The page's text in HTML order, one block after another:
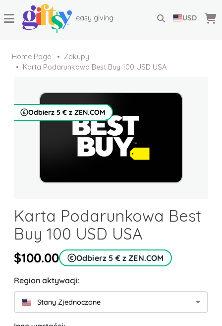
easy giving USD
Home Page
Zakupy
Karta Podarunkowa Best Buy 100 USD USA
Odbierz 5 € z ZEN.COM
Karta Podarunkowa Best
Buy 100 USD USA
$100.00 Odbierz 5 € z ZEN.COM
Region aktywacji:
Stany Zjednoczone